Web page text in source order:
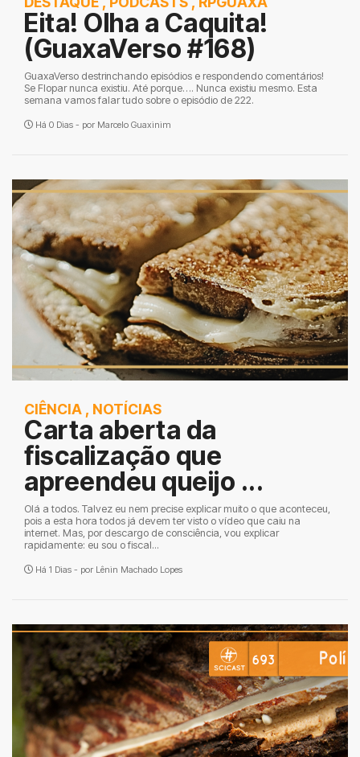
Eita! Olha a Caquita!
(GuaxaVerso #168)
GuaxaVerso destrinchando episódios e respondendo comentários!
Se Flopar nunca existiu. Até porque…. Nunca existiu mesmo. Esta
semana vamos falar tudo sobre o episódio de 222.
Há 0 Dias - por Marcelo Guaxinim
CIÊNCIA , NOTÍCIAS
Carta aberta da
fiscalização que
apreendeu queijo ...
Olá a todos. Talvez eu nem precise explicar muito o que aconteceu,
pois a esta hora todos já devem ter visto o vídeo que caiu na
internet. Mas, por descargo de consciência, vou explicar
rapidamente: eu sou o fiscal...
Há 1 Dias - por Lênin Machado Lopes